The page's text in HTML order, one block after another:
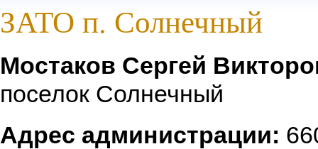
ЗАТО п. Солнечный
Мостаков Сергей
поселок Солнечный
Адрес администрации: